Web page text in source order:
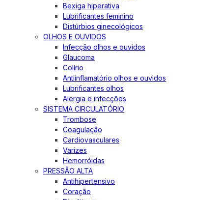
Bexiga hiperativa
Lubrificantes feminino
Distúrbios ginecológicos
OLHOS E OUVIDOS
Infecção olhos e ouvidos
Glaucoma
Colírio
Antiinflamatório olhos e ouvidos
Lubrificantes olhos
Alergia e infecções
SISTEMA CIRCULATÓRIO
Trombose
Coagulação
Cardiovasculares
Varizes
Hemorróidas
PRESSÃO ALTA
Antihipertensivo
Coração